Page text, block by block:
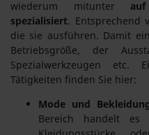
wiederum mitunter
spezialisiert. Entsprechend
die sie ausführen. Damit
Betriebsgröße, der
Spezialwerkzeugen etc.
Tätigkeiten finden Sie hier:
Mode und
Bereich handelt